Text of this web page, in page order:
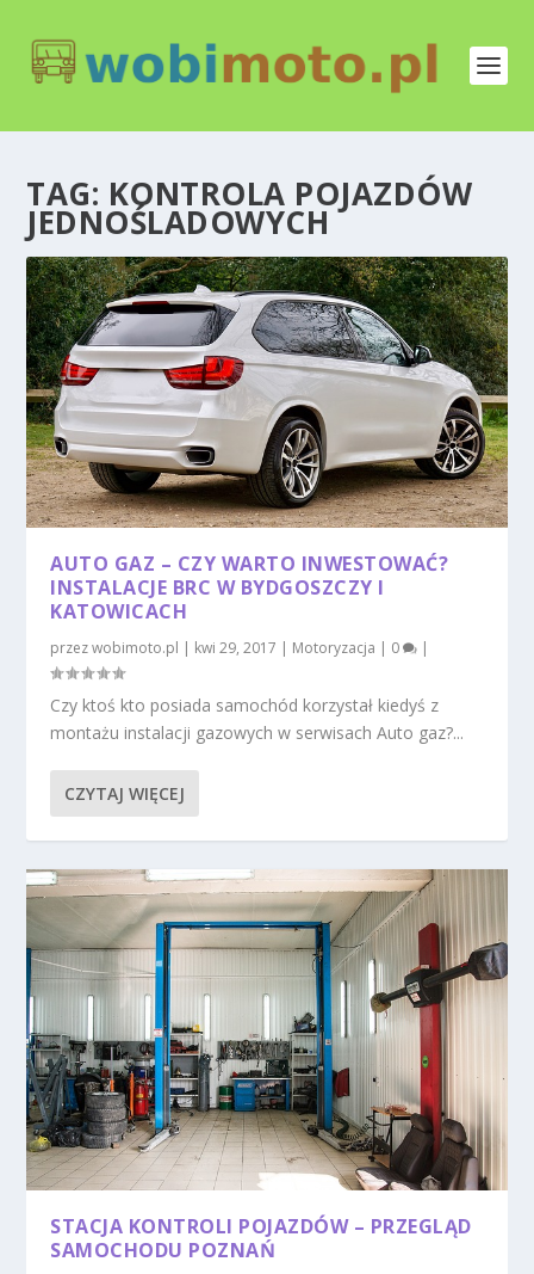
TAG: KONTROLA POJAZDÓW
JEDNOŚLADOWYCH
AUTO GAZ – CZY WARTO INWESTOWAĆ?
INSTALACJE BRC W BYDGOSZCZY I
KATOWICACH
przezwobimoto.pl | kwi 29, 2017 | Motoryzacja | 0 |
Czy ktoś kto posiada samochód korzystał kiedyś z
montażu instalacji gazowych w serwisach Auto gaz?...
CZYTAJ WIĘCEJ
STACJA KONTROLI POJAZDÓW – PRZEGLĄD
SAMOCHODU POZNAŃ